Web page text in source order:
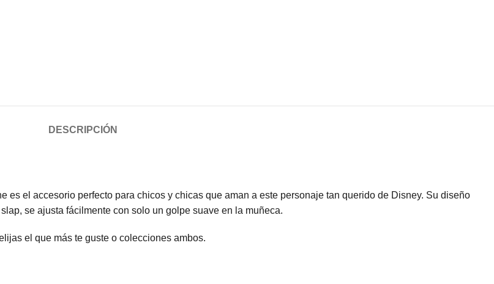
DESCRIPCIÓN
es el accesorio perfecto para chicos y chicas que aman a este personaje tan querido de Disney. Su diseño
se ajusta fácilmente con solo un golpe suave en la muñeca.
el que más te guste o colecciones ambos.